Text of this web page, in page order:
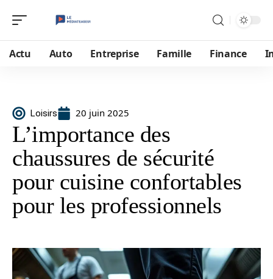
Actu Auto Entreprise Famille Finance
Loisirs 20 juin 2025
L’importance des
chaussures de sécurité
pour cuisine confortables
pour les professionnels